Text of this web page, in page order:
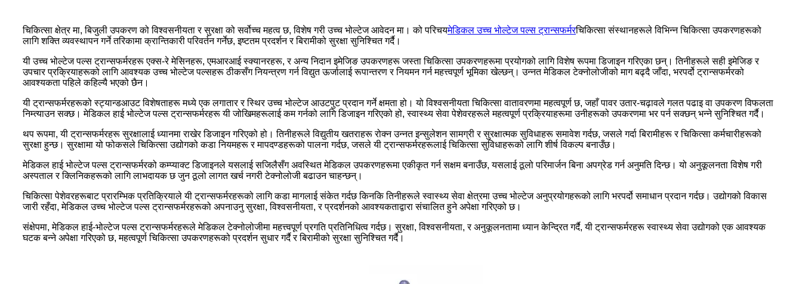
चिकित्सा क्षेत्र मा, बिजुली उपकरण को विश्वसनीयता र सुरक्षा को सर्वोच्च महत्व छ, विशेष गरी उच्च भोल्टेज आवेदन मा। को परिचयमेडिकल उच्च भोल्टेज पल्स ट्रान्सफर्मरचिकित्सा संस्थानहरूले विभिन्न चिकित्सा उपकरणहरूको
लागि शक्ति व्यवस्थापन गर्ने तरिकामा क्रान्तिकारी परिवर्तन गर्नेछ, इष्टतम प्रदर्शन र बिरामीको सुरक्षा सुनिश्चित गर्दै।
यी उच्च भोल्टेज पल्स ट्रान्सफर्मरहरू एक्स-रे मेसिनहरू, एमआरआई स्क्यानरहरू, र अन्य निदान इमेजिङ उपकरणहरू जस्ता चिकित्सा उपकरणहरूमा प्रयोगको लागि विशेष रूपमा डिजाइन गरिएका छन्। तिनीहरूले सही इमेजिङ र
उपचार प्रक्रियाहरूको लागि आवश्यक उच्च भोल्टेज पल्सहरू ठीकसँग नियन्त्रण गर्न विद्युत ऊर्जालाई रूपान्तरण र नियमन गर्न महत्त्वपूर्ण भूमिका खेल्छन्। उन्नत मेडिकल टेक्नोलोजीको माग बढ्दै जाँदा, भरपर्दो ट्रान्सफर्मरको
आवश्यकता पहिले कहिल्यै भएको छैन।
यी ट्रान्सफर्मरहरूको स्ट्यान्डआउट विशेषताहरू मध्ये एक लगातार र स्थिर उच्च भोल्टेज आउटपुट प्रदान गर्ने क्षमता हो। यो विश्वसनीयता चिकित्सा वातावरणमा महत्वपूर्ण छ, जहाँ पावर उतार-चढ़ावले गलत पढाइ वा उपकरण विफलता
निम्त्याउन सक्छ। मेडिकल हाई भोल्टेज पल्स ट्रान्सफर्मरहरू यी जोखिमहरूलाई कम गर्नको लागि डिजाइन गरिएको हो, स्वास्थ्य सेवा पेशेवरहरूले महत्वपूर्ण प्रक्रियाहरूमा उनीहरूको उपकरणमा भर पर्न सक्छन् भन्ने सुनिश्चित गर्दै।
थप रूपमा, यी ट्रान्सफर्मरहरू सुरक्षालाई ध्यानमा राखेर डिजाइन गरिएको हो। तिनीहरूले विद्युतीय खतराहरू रोक्न उन्नत इन्सुलेशन सामग्री र सुरक्षात्मक सुविधाहरू समावेश गर्दछ, जसले गर्दा बिरामीहरू र चिकित्सा कर्मचारीहरूको
सुरक्षा हुन्छ। सुरक्षामा यो फोकसले चिकित्सा उद्योगको कडा नियमहरू र मापदण्डहरूको पालना गर्दछ, जसले यी ट्रान्सफर्मरहरूलाई चिकित्सा सुविधाहरूको लागि शीर्ष विकल्प बनाउँछ।
मेडिकल हाई भोल्टेज पल्स ट्रान्सफर्मरको कम्प्याक्ट डिजाइनले यसलाई सजिलैसँग अवस्थित मेडिकल उपकरणहरूमा एकीकृत गर्न सक्षम बनाउँछ, यसलाई ठूलो परिमार्जन बिना अपग्रेड गर्न अनुमति दिन्छ। यो अनुकूलनता विशेष गरी
अस्पताल र क्लिनिकहरूको लागि लाभदायक छ जुन ठूलो लागत खर्च नगरी टेक्नोलोजी बढाउन चाहन्छन्।
चिकित्सा पेशेवरहरूबाट प्रारम्भिक प्रतिक्रियाले यी ट्रान्सफर्मरहरूको लागि कडा मागलाई संकेत गर्दछ किनकि तिनीहरूले स्वास्थ्य सेवा क्षेत्रमा उच्च भोल्टेज अनुप्रयोगहरूको लागि भरपर्दो समाधान प्रदान गर्दछ। उद्योगको विकास
जारी रहँदा, मेडिकल उच्च भोल्टेज पल्स ट्रान्सफर्मरहरूको अपनाउनु सुरक्षा, विश्वसनीयता, र प्रदर्शनको आवश्यकताद्वारा संचालित हुने अपेक्षा गरिएको छ।
संक्षेपमा, मेडिकल हाई-भोल्टेज पल्स ट्रान्सफर्मरहरूले मेडिकल टेक्नोलोजीमा महत्त्वपूर्ण प्रगति प्रतिनिधित्व गर्दछ। सुरक्षा, विश्वसनीयता, र अनुकूलनतामा ध्यान केन्द्रित गर्दै, यी ट्रान्सफर्मरहरू स्वास्थ्य सेवा उद्योगको एक आवश्यक
घटक बन्ने अपेक्षा गरिएको छ, महत्वपूर्ण चिकित्सा उपकरणहरूको प्रदर्शन सुधार गर्दै र बिरामीको सुरक्षा सुनिश्चित गर्दै।